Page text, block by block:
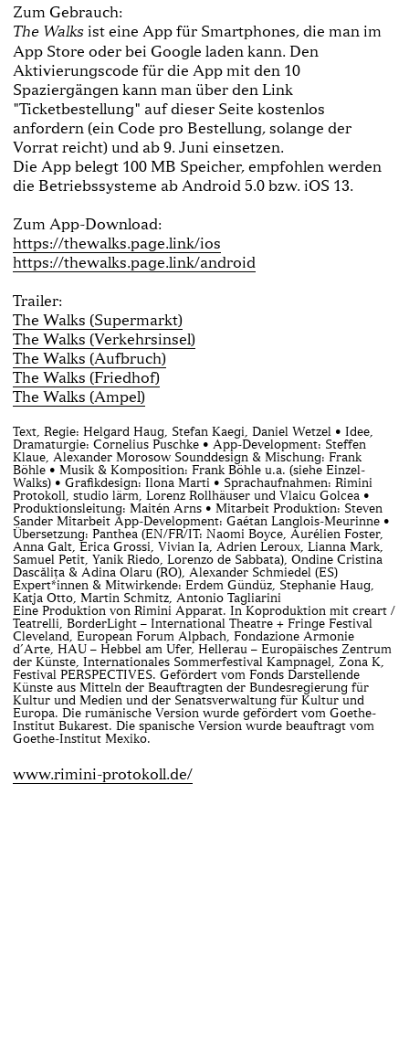
Zum Gebrauch:
The Walks ist eine App für Smartphones, die man im
App Store oder bei Google laden kann. Den
Aktivierungscode für die App mit den 10
Spaziergängen kann man über den Link
"Ticketbestellung" auf dieser Seite kostenlos
anfordern (ein Code pro Bestellung, solange der
Vorrat reicht) und ab 9. Juni einsetzen.
Die App belegt 100 MB Speicher, empfohlen werden
die Betriebssysteme ab Android 5.0 bzw. iOS 13.
Zum App-Download:
https://thewalks.page.link/ios
https://thewalks.page.link/android
Trailer:
The Walks (Supermarkt)
The Walks (Verkehrsinsel)
The Walks (Aufbruch)
The Walks (Friedhof)
The Walks (Ampel)
Text, Regie: Helgard Haug, Stefan Kaegi, Daniel Wetzel • Idee,
Dramaturgie: Cornelius Puschke • App-Development: Steffen
Klaue, Alexander Morosow Sounddesign & Mischung: Frank
Böhle • Musik & Komposition: Frank Böhle u.a. (siehe Einzel-
Walks) • Grafikdesign: Ilona Marti • Sprachaufnahmen: Rimini
Protokoll, studio lärm, Lorenz Rollhäuser und Vlaicu Golcea •
Produktionsleitung: Maitén Arns • Mitarbeit Produktion: Steven
Sander Mitarbeit App-Development: Gaétan Langlois-Meurinne •
Übersetzung: Panthea (EN/FR/IT: Naomi Boyce, Aurélien Foster,
Anna Galt, Erica Grossi, Vivian Ia, Adrien Leroux, Lianna Mark,
Samuel Petit, Yanik Riedo, Lorenzo de Sabbata), Ondine Cristina
Dascălița & Adina Olaru (RO), Alexander Schmiedel (ES)
Expert*innen & Mitwirkende: Erdem Gündüz, Stephanie Haug,
Katja Otto, Martin Schmitz, Antonio Tagliarini
Eine Produktion von Rimini Apparat. In Koproduktion mit creart /
Teatrelli, BorderLight – International Theatre + Fringe Festival
Cleveland, European Forum Alpbach, Fondazione Armonie
d’Arte, HAU – Hebbel am Ufer, Hellerau – Europäisches Zentrum
der Künste, Internationales Sommerfestival Kampnagel, Zona K,
Festival PERSPECTIVES. Gefördert vom Fonds Darstellende
Künste aus Mitteln der Beauftragten der Bundesregierung für
Kultur und Medien und der Senatsverwaltung für Kultur und
Europa. Die rumänische Version wurde gefördert vom Goethe-
Institut Bukarest. Die spanische Version wurde beauftragt vom
Goethe-Institut Mexiko.
www.rimini-protokoll.de/